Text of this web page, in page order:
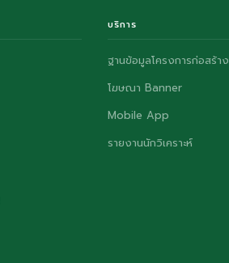
บริการ
ฐานข้อมูลโครงการก่อสร้าง
โฆษณา Banner
Mobile App
รายงานนักวิเคราะห์